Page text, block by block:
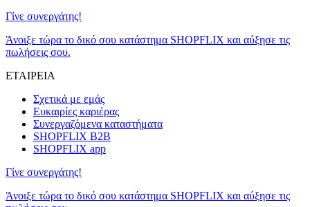
Γίνε συνεργάτης!
Άνοιξε τώρα το δικό σου κατάστημα SHOPFLIX και αύξησε τις
πωλήσεις σου.
ΕΤΑΙΡΕΙΑ
Σχετικά με εμάς
Ευκαιρίες καριέρας
Συνεργαζόμενα καταστήματα
SHOPFLIX B2B
SHOPFLIX app
Γίνε συνεργάτης!
Άνοιξε τώρα το δικό σου κατάστημα SHOPFLIX και αύξησε τις